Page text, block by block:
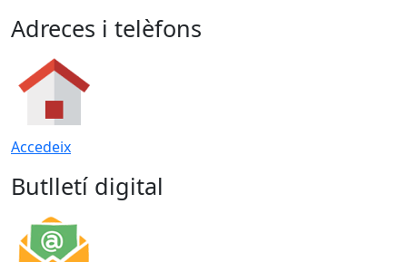
Adreces i telèfons
Accedeix
Butlletí digital